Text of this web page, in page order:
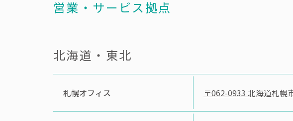
営業・サービス拠点
北海道・東北
札幌オフィス 〒062-0933 北海道札幌